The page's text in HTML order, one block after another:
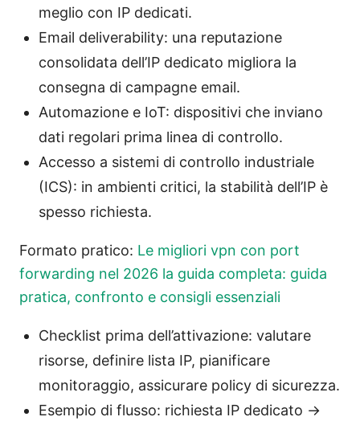
meglio con IP dedicati.
Email deliverability: una reputazione
consolidata dell’IP dedicato migliora la
consegna di campagne email.
Automazione e IoT: dispositivi che inviano
dati regolari prima linea di controllo.
Accesso a sistemi di controllo industriale
(ICS): in ambienti critici, la stabilità dell’IP è
spesso richiesta.
Formato pratico: Le migliori vpn con port
forwarding nel 2026 la guida completa: guida
pratica, confronto e consigli essenziali
Checklist prima dell’attivazione: valutare
risorse, definire lista IP, pianificare
monitoraggio, assicurare policy di sicurezza.
Esempio di flusso: richiesta IP dedicato →